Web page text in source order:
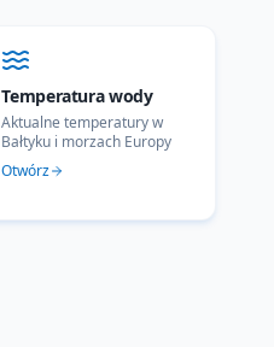
Temperatura wody
Aktualne temperatury w
Bałtyku i morzach Europy
Otwórz